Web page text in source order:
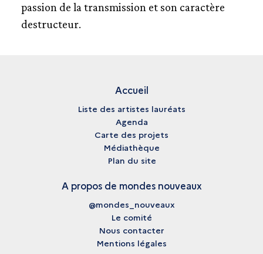
passion de la transmission et son caractère
destructeur.
Accueil
Liste des artistes lauréats
Agenda
Carte des projets
Médiathèque
Plan du site
A propos de mondes nouveaux
@mondes_nouveaux
Le comité
Nous contacter
Mentions légales